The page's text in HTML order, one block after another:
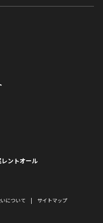
ントオール
について サイトマップ